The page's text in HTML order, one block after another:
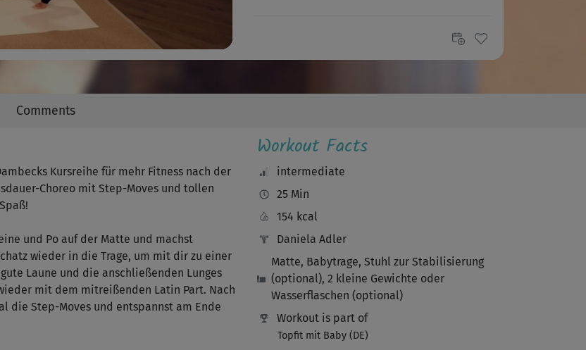
Comments
Kursreihe für mehr Fitness nach der
Choreo mit Step-Moves und tollen
und Po auf der Matte und machst
wieder in die Trage, um mit dir zu einer
Laune und die anschließenden Lunges
mit dem mitreißenden Latin Part. Nach
die Step-Moves und entspannst am Ende
Workout Facts
intermediate
25 Min
154 kcal
Daniela Adler
Matte, Babytrage, Stuhl zur Stabilisierung
(optional), 2 kleine Gewichte oder
Wasserflaschen (optional)
Workout is part of
Topfit mit Baby (DE)